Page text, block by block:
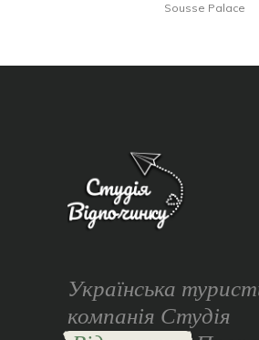
Sousse Palace
Українська
компанія Студія